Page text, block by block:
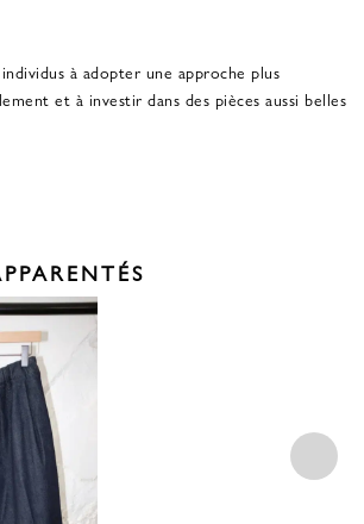
à adopter une approche plus
et à investir dans des pièces aussi belles